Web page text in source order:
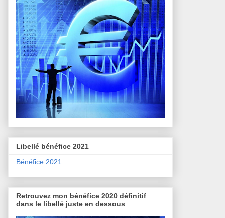
Libellé bénéfice 2021
Bénéfice 2021
Retrouvez mon bénéfice 2020 définitif
dans le libellé juste en dessous